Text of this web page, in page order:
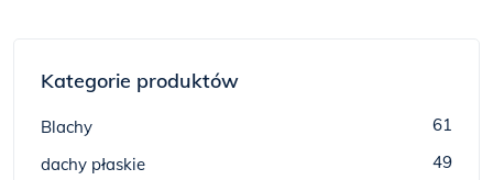
Kategorie produktów
Blachy
61
dachy płaskie
49